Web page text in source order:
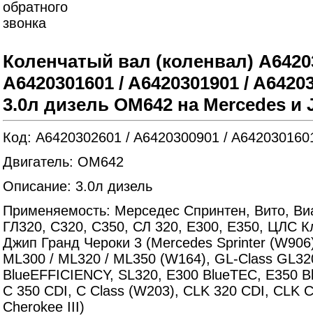
Коленчатый вал (коленвал)
A6420301601 / A6420301901 /
3.0л дизель OM642 на Mercedes и
Код: A6420302601 / A6420300901 /
Двигатель: OM642
Описание: 3.0л дизель
Применяемость: Мерседес Спринтен, Вито,
ГЛ320, С320, С350, СЛ 320, Е300, Е350, ЦЛС
Джип Гранд Чероки 3 (Mercedes Sprinter
ML300 / ML320 / ML350 (W164), GL-Class
BlueEFFICIENCY, SL320, E300 BlueTEC, E350
C 350 CDI, C Class (W203), CLK 320 CDI, CLK
Cherokee III)